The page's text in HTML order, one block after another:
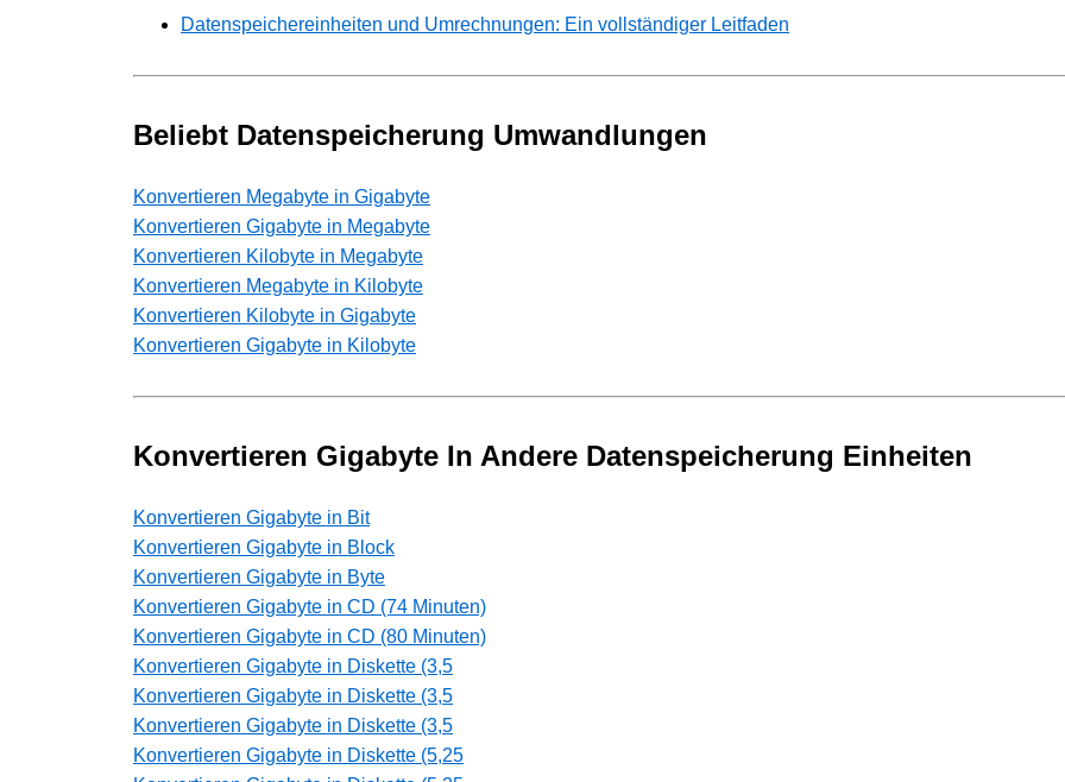
Datenspeichereinheiten und Umrechnungen: Ein vollständiger Leitfaden
Beliebt Datenspeicherung Umwandlungen
Konvertieren Megabyte in Gigabyte
Konvertieren Gigabyte in Megabyte
Konvertieren Kilobyte in Megabyte
Konvertieren Megabyte in Kilobyte
Konvertieren Kilobyte in Gigabyte
Konvertieren Gigabyte in Kilobyte
Konvertieren Gigabyte In Andere Datenspeicherung Einheiten
Konvertieren Gigabyte in Bit
Konvertieren Gigabyte in Block
Konvertieren Gigabyte in Byte
Konvertieren Gigabyte in CD (74 Minuten)
Konvertieren Gigabyte in CD (80 Minuten)
Konvertieren Gigabyte in Diskette (3,5
Konvertieren Gigabyte in Diskette (3,5
Konvertieren Gigabyte in Diskette (3,5
Konvertieren Gigabyte in Diskette (5,25